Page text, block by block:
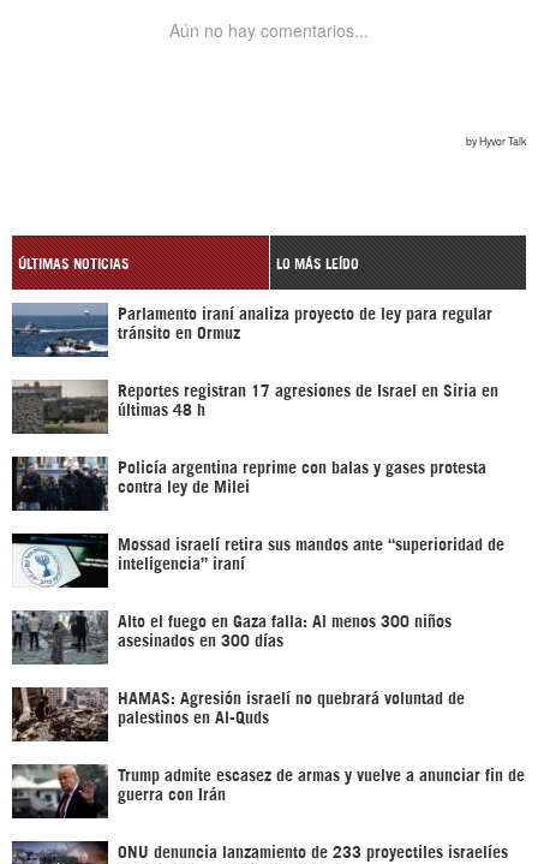
ÚLTIMAS NOTICIAS LO MÁS LEÍDO
Parlamento iraní analiza proyecto de ley para regular
tránsito en Ormuz
Reportes registran 17 agresiones de Israel en Siria en
últimas 48 h
Policía argentina reprime con balas y gases protesta
contra ley de Milei
Mossad israelí retira sus mandos ante “superioridad de
inteligencia” iraní
Alto el fuego en Gaza falla: Al menos 300 niños
asesinados en 300 días
HAMAS: Agresión israelí no quebrará voluntad de
palestinos en Al-Quds
Trump admite escasez de armas y vuelve a anunciar fin de
guerra con Irán
ONU denuncia lanzamiento de 233 proyectiles israelíes